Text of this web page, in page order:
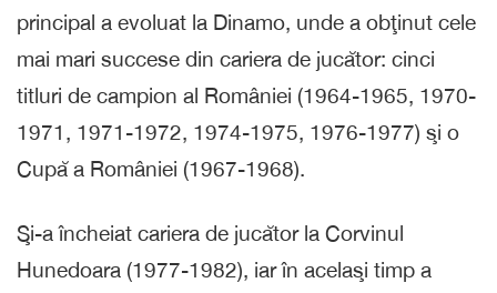
principal a evoluat la Dinamo, unde a obţinut cele
mai mari succese din cariera de jucător: cinci
titluri de campion al României (1964-1965, 1970-
1971, 1971-1972, 1974-1975, 1976-1977) şi o
Cupă a României (1967-1968).
Şi-a încheiat cariera de jucător la Corvinul
Hunedoara (1977-1982), iar în acelaşi timp a